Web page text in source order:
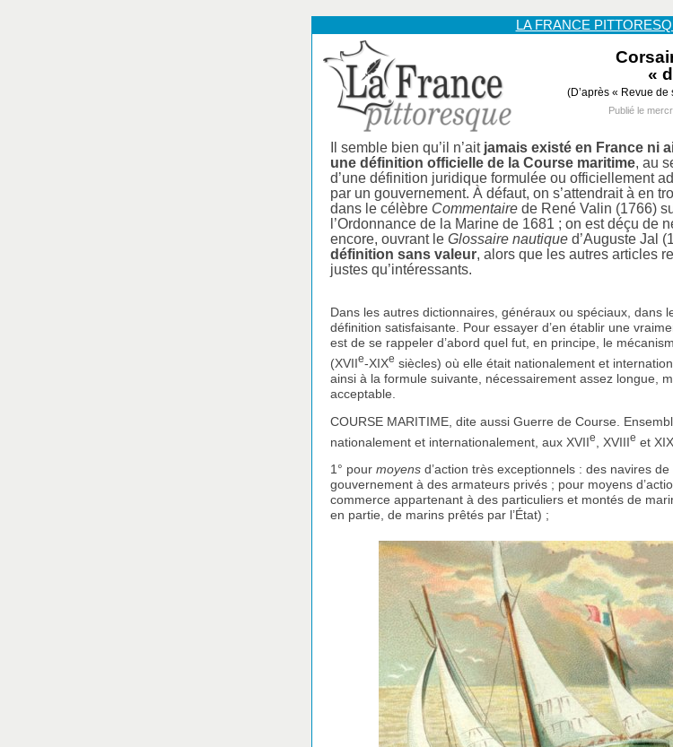
LA FRANCE
«
(D’après « Revue
Publié le
Il semble bien qu’il n’ait jamais existé en France ni
une définition officielle de la Course maritime, au
d’une définition juridique formulée ou officiellement
par un gouvernement. À défaut, on s’attendrait à en
dans le célèbre Commentaire de René Valin (1766)
l’Ordonnance de la Marine de 1681 ; on est déçu de
encore, ouvrant le Glossaire nautique d’Auguste Jal
définition sans valeur, alors que les autres articles
justes qu’intéressants.
Dans les autres dictionnaires, généraux ou spéciaux, dans
définition satisfaisante. Pour essayer d’en établir une
est de se rappeler d’abord quel fut, en principe, le
(XVIIe-XIXe siècles) où elle était nationalement et
ainsi à la formule suivante, nécessairement assez longue,
acceptable.
COURSE MARITIME, dite aussi Guerre de Course.
nationalement et internationalement, aux XVIIe , XVIIIe et XIX
1° pour moyens d’action très exceptionnels : des navires
gouvernement à des armateurs privés ; pour moyens
commerce appartenant à des particuliers et montés de
en partie, de marins prêtés par l’État) ;